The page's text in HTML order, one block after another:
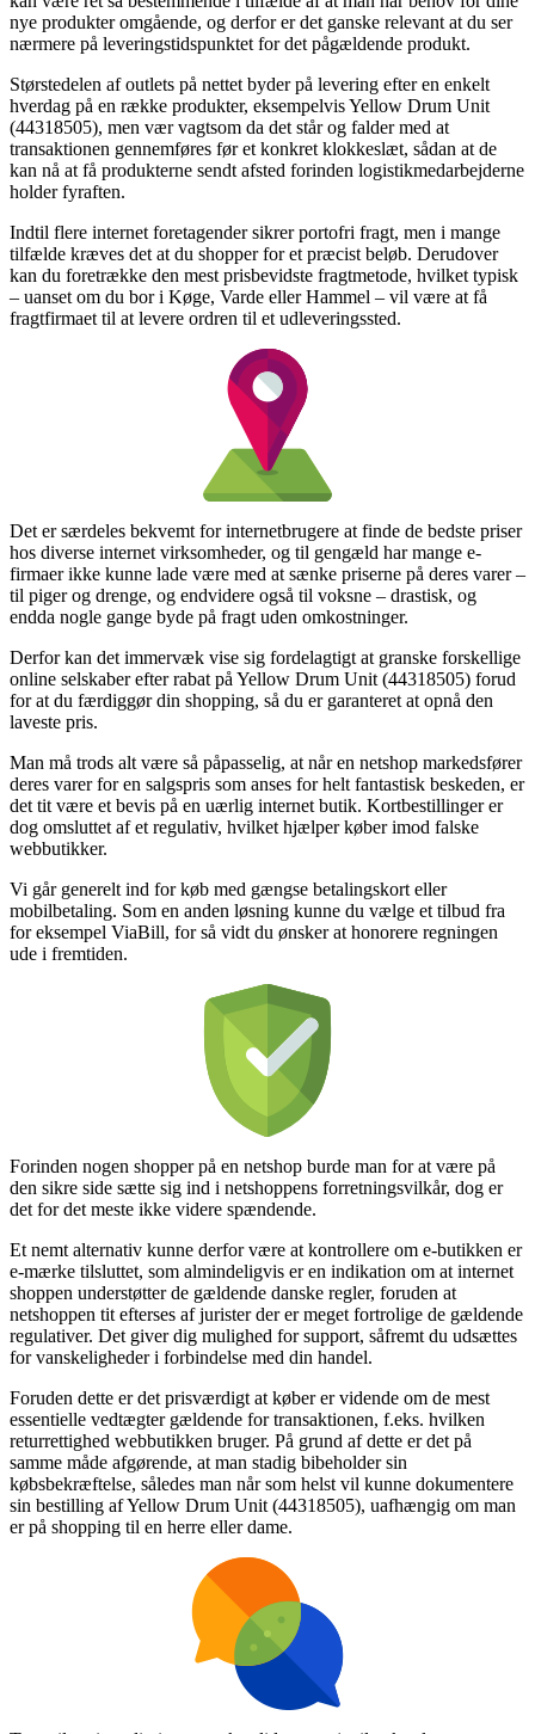
nye produkter omgående, og derfor er det ganske relevant at du ser
nærmere på leveringstidspunktet for det pågældende produkt.
Størstedelen af outlets på nettet byder på levering efter en enkelt
hverdag på en række produkter, eksempelvis Yellow Drum Unit
(44318505), men vær vagtsom da det står og falder med at
transaktionen gennemføres før et konkret klokkeslæt, sådan at de
kan nå at få produkterne sendt afsted forinden logistikmedarbejderne
holder fyraften.
Indtil flere internet foretagender sikrer portofri fragt, men i mange
tilfælde kræves det at du shopper for et præcist beløb. Derudover
kan du foretrække den mest prisbevidste fragtmetode, hvilket typisk
– uanset om du bor i Køge, Varde eller Hammel – vil være at få
fragtfirmaet til at levere ordren til et udleveringssted.
Det er særdeles bekvemt for internetbrugere at finde de bedste priser
hos diverse internet virksomheder, og til gengæld har mange e-
firmaer ikke kunne lade være med at sænke priserne på deres varer –
til piger og drenge, og endvidere også til voksne – drastisk, og
endda nogle gange byde på fragt uden omkostninger.
Derfor kan det immervæk vise sig fordelagtigt at granske forskellige
online selskaber efter rabat på Yellow Drum Unit (44318505) forud
for at du færdiggør din shopping, så du er garanteret at opnå den
laveste pris.
Man må trods alt være så påpasselig, at når en netshop markedsfører
deres varer for en salgspris som anses for helt fantastisk beskeden, er
det tit være et bevis på en uærlig internet butik. Kortbestillinger er
dog omsluttet af et regulativ, hvilket hjælper køber imod falske
webbutikker.
Vi går generelt ind for køb med gængse betalingskort eller
mobilbetaling. Som en anden løsning kunne du vælge et tilbud fra
for eksempel ViaBill, for så vidt du ønsker at honorere regningen
ude i fremtiden.
Forinden nogen shopper på en netshop burde man for at være på
den sikre side sætte sig ind i netshoppens forretningsvilkår, dog er
det for det meste ikke videre spændende.
Et nemt alternativ kunne derfor være at kontrollere om e-butikken er
e-mærke tilsluttet, som almindeligvis er en indikation om at internet
shoppen understøtter de gældende danske regler, foruden at
netshoppen tit efterses af jurister der er meget fortrolige de gældende
regulativer. Det giver dig mulighed for support, såfremt du udsættes
for vanskeligheder i forbindelse med din handel.
Foruden dette er det prisværdigt at køber er vidende om de mest
essentielle vedtægter gældende for transaktionen, f.eks. hvilken
returrettighed webbutikken bruger. På grund af dette er det på
samme måde afgørende, at man stadig bibeholder sin
købsbekræftelse, således man når som helst vil kunne dokumentere
sin bestilling af Yellow Drum Unit (44318505), uafhængig om man
er på shopping til en herre eller dame.